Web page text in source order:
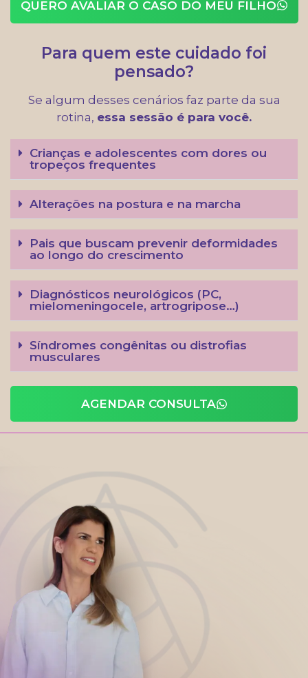
QUERO AVALIAR O CASO DO MEU FILHO
Para quem este cuidado foi
pensado?
Se algum desses cenários faz parte da sua
rotina, essa sessão é para você.
Crianças e adolescentes com dores ou
tropeços frequentes
Alterações na postura e na marcha
Pais que buscam prevenir deformidades
ao longo do crescimento
Diagnósticos neurológicos (PC,
mielomeningocele, artrogripose…)
Síndromes congênitas ou distrofias
musculares
AGENDAR CONSULTA